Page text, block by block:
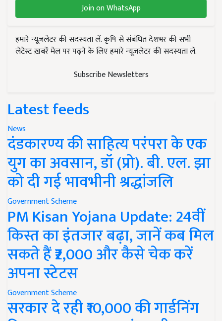
Join on WhatsApp
हमारे न्यूज़लेटर की सदस्यता लें. कृषि से संबंधित देशभर की सभी
लेटेस्ट ख़बरें मेल पर पढ़ने के लिए हमारे न्यूज़लेटर की सदस्यता लें.
Subscribe Newsletters
Latest feeds
News
दंडकारण्य की साहित्य परंपरा के एक
युग का अवसान, डॉ (प्रो). बी. एल. झा
को दी गई भावभीनी श्रद्धांजलि
Government Scheme
PM Kisan Yojana Update: 24वीं
किस्त का इंतजार बढ़ा, जानें कब मिल
सकते हैं ₹2,000 और कैसे चेक करें
अपना स्टेटस
Government Scheme
सरकार दे रही ₹10,000 की गार्डनिंग